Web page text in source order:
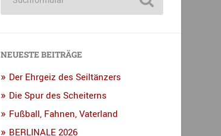
NEUESTE BEITRÄGE
Der Ehrgeiz des Seiltänzers
Die Spur des Scheiterns
Fußball, Fahnen, Vaterland
BERLINALE 2026